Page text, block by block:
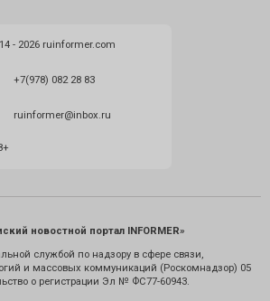
- 2026 ruinformer.com
+7(978) 082 28 83
ruinformer@inbox.ru
новостной портал INFORMER»
службой по надзору в сфере связи,
и массовых коммуникаций (Роскомнадзор) 05
о регистрации Эл № ФС77-60943.